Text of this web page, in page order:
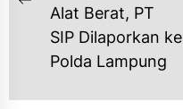
Previous
post:
Alat Berat, PT
SIP Dilaporkan ke
Polda Lampung